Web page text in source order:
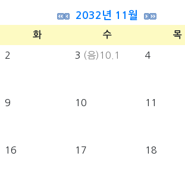
2032년 11월
화 수 목
2 3 (음)10.1 4
9 10 11
16 17 18